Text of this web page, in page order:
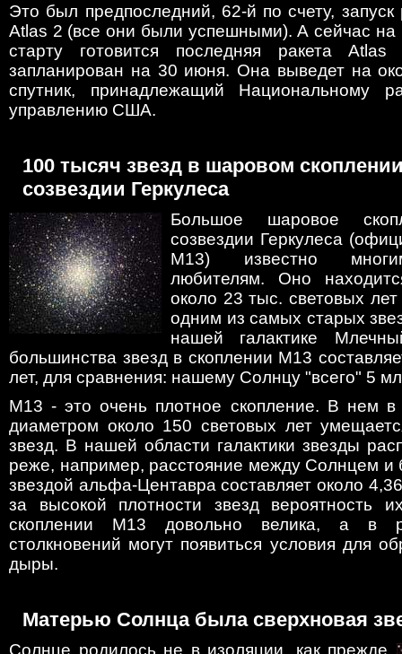
Это был предпоследний, 62-й по счету, запуск
Atlas 2 (все они были успешными). А сейчас на
старту готовится последняя ракета
запланирован на 30 июня. Она выведет на
спутник, принадлежащий Национальному
управлению США.
100 тысяч звезд в шаровом
созвездии Геркулеса
Большое шаровое
созвездии Геркулеса
M13) известно
любителям. Оно
около 23 тыс. световых
одним из самых старых
нашей галактике
большинства звезд в скоплении M13
лет, для сравнения: нашему Солнцу "всего" 5
M13 - это очень плотное скопление. В нем
диаметром около 150 световых лет
звезд. В нашей области галактики звезды
реже, например, расстояние между Солнцем и
звездой альфа-Центавра составляет около
за высокой плотности звезд вероятность
скоплении M13 довольно велика, а в
столкновений могут появиться условия для
дыры.
Матерью Солнца была сверхновая
Солнце родилось не в изоляции, как прежде